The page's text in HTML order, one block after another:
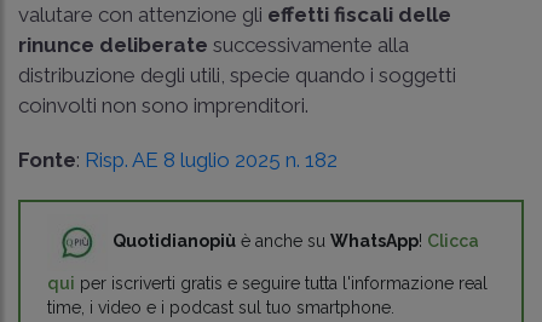
valutare con attenzione gli effetti fiscali delle
rinunce deliberate successivamente alla
distribuzione degli utili, specie quando i soggetti
coinvolti non sono imprenditori.
Fonte: Risp. AE 8 luglio 2025 n. 182
Quotidianopiù è anche su WhatsApp! Clicca
qui per iscriverti gratis e seguire tutta l'informazione real
time, i video e i podcast sul tuo smartphone.